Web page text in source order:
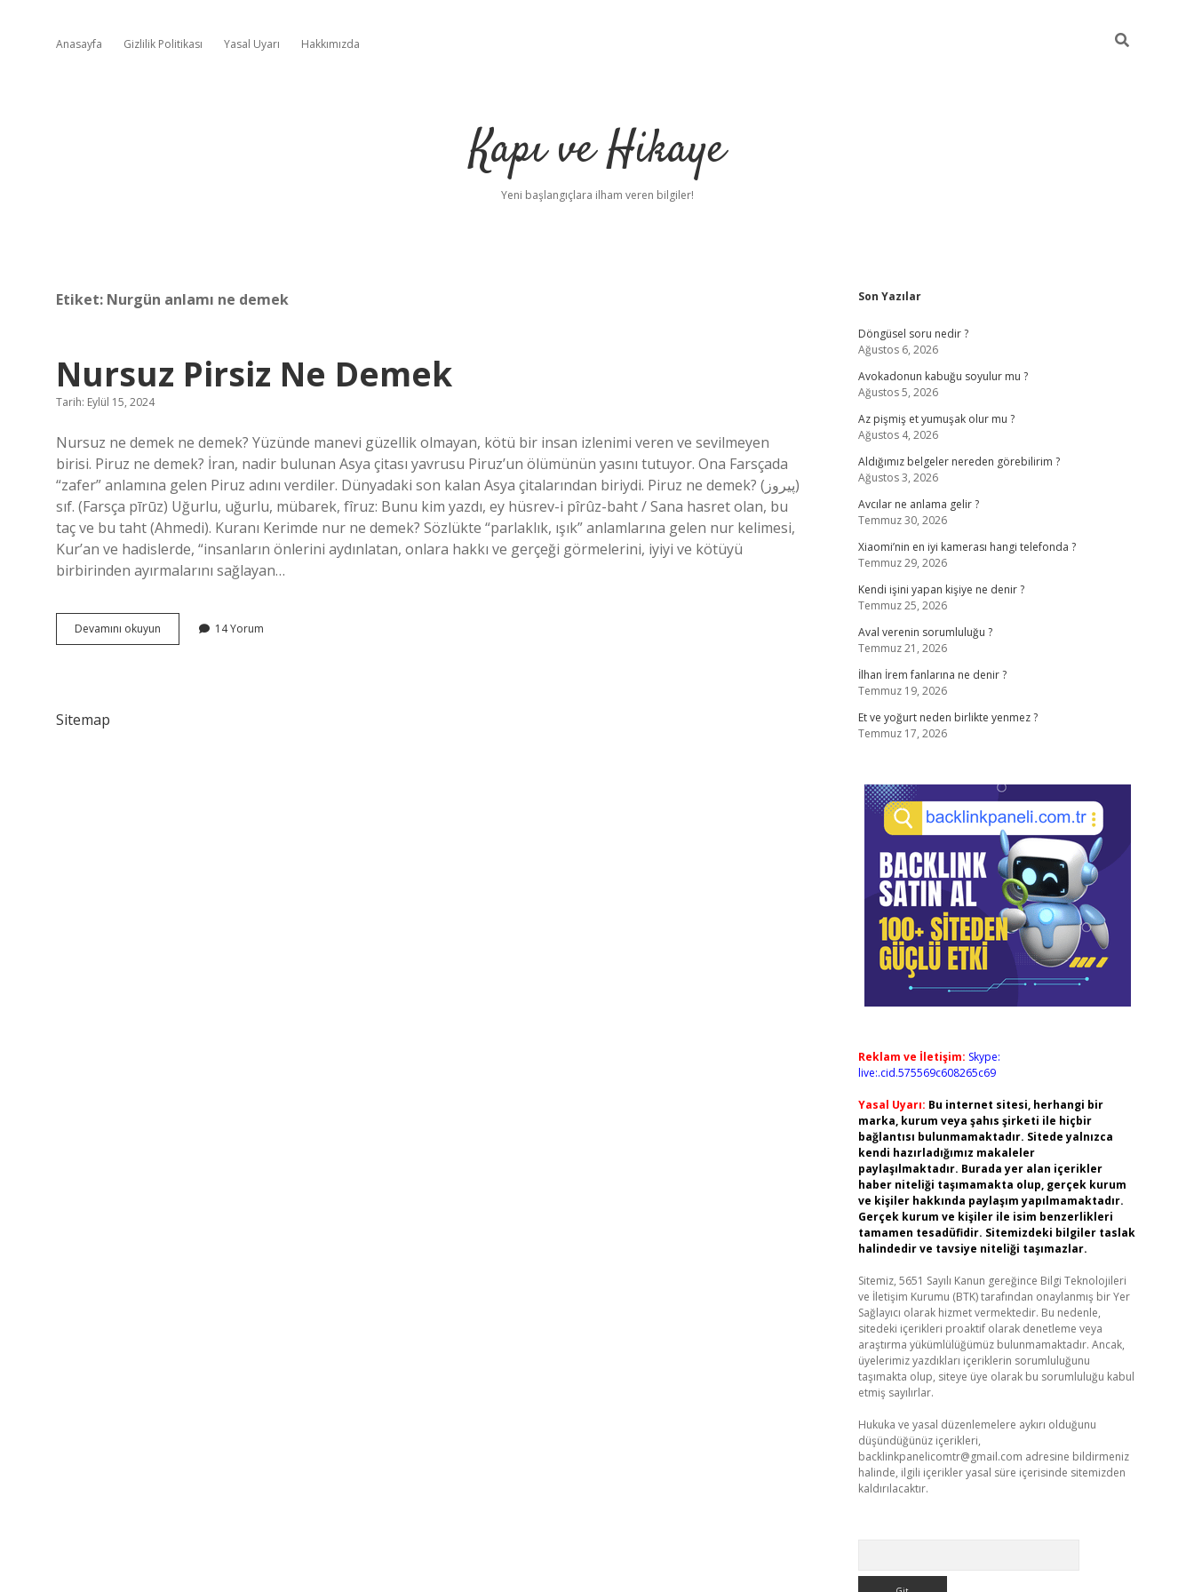
Anasayfa Gizlilik Politikası Yasal Uyarı Hakkımızda
Kapı ve Hikaye
Yeni başlangıçlara ilham veren bilgiler!
Etiket: Nurgün anlamı ne demek
Nursuz Pirsiz Ne Demek
Tarih: Eylül 15, 2024
Nursuz ne demek ne demek? Yüzünde manevi güzellik olmayan, kötü bir insan izlenimi veren ve sevilmeyen
birisi. Piruz ne demek? İran, nadir bulunan Asya çitası yavrusu Piruz’un ölümünün yasını tutuyor. Ona Farsçada
“zafer” anlamına gelen Piruz adını verdiler. Dünyadaki son kalan Asya çitalarından biriydi. Piruz ne demek? (ﭘﻴﺮﻭﺯ)
sıf. (Farsça pīrūz) Uğurlu, uğurlu, mübarek, fîruz: Bunu kim yazdı, ey hüsrev-i pîrûz-baht / Sana hasret olan, bu
taç ve bu taht (Ahmedi). Kuranı Kerimde nur ne demek? Sözlükte “parlaklık, ışık” anlamlarına gelen nur kelimesi,
Kur’an ve hadislerde, “insanların önlerini aydınlatan, onlara hakkı ve gerçeği görmelerini, iyiyi ve kötüyü
birbirinden ayırmalarını sağlayan…
Devamını okuyun
Pirsiz
14 Yorum
Sitemap
Sidebar
Son Yazılar
Döngüsel soru nedir ?
Ağustos 6, 2026
Avokadonun kabuğu soyulur mu ?
Ağustos 5, 2026
Az pişmiş et yumuşak olur mu ?
Ağustos 4, 2026
Aldığımız belgeler nereden görebilirim ?
Ağustos 3, 2026
Avcılar ne anlama gelir ?
Temmuz 30, 2026
Xiaomi’nin en iyi kamerası hangi telefonda ?
Temmuz 29, 2026
Kendi işini yapan kişiye ne denir ?
Temmuz 25, 2026
Aval verenin sorumluluğu ?
Temmuz 21, 2026
İlhan İrem fanlarına ne denir ?
Temmuz 19, 2026
Et ve yoğurt neden birlikte yenmez ?
Temmuz 17, 2026
Reklam ve İletişim: Skype:
live:.cid.575569c608265c69
Yasal Uyarı: Bu internet sitesi, herhangi bir
marka, kurum veya şahıs şirketi ile hiçbir
bağlantısı bulunmamaktadır. Sitede yalnızca
kendi hazırladığımız makaleler
paylaşılmaktadır. Burada yer alan içerikler
haber niteliği taşımamakta olup, gerçek kurum
ve kişiler hakkında paylaşım yapılmamaktadır.
Gerçek kurum ve kişiler ile isim benzerlikleri
tamamen tesadüfidir. Sitemizdeki bilgiler taslak
halindedir ve tavsiye niteliği taşımazlar.
Sitemiz, 5651 Sayılı Kanun gereğince Bilgi Teknolojileri
ve İletişim Kurumu (BTK) tarafından onaylanmış bir Yer
Sağlayıcı olarak hizmet vermektedir. Bu nedenle,
sitedeki içerikleri proaktif olarak denetleme veya
araştırma yükümlülüğümüz bulunmamaktadır. Ancak,
üyelerimiz yazdıkları içeriklerin sorumluluğunu
taşımakta olup, siteye üye olarak bu sorumluluğu kabul
etmiş sayılırlar.
Hukuka ve yasal düzenlemelere aykırı olduğunu
düşündüğünüz içerikleri,
backlinkpanelicomtr@gmail.com adresine bildirmeniz
halinde, ilgili içerikler yasal süre içerisinde sitemizden
kaldırılacaktır.
elexbet yeni giriş adresi